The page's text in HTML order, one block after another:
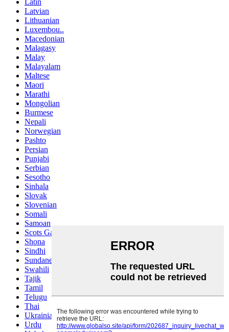
Latvian
Lithuanian
Luxembou..
Macedonian
Malagasy
Malay
Malayalam
Maltese
Maori
Marathi
Mongolian
Burmese
Nepali
Norwegian
Pashto
Persian
Punjabi
Serbian
Sesotho
Sinhala
Slovak
Slovenian
Somali
Samoan
Scots Gaelic
Shona
Sindhi
Sundanese
Swahili
Tajik
Tamil
Telugu
Thai
Ukrainian
Urdu